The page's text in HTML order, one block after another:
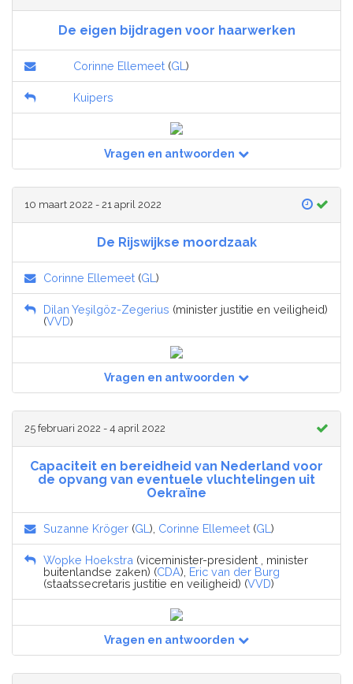
De eigen bijdragen voor haarwerken
Corinne Ellemeet (GL )
Kuipers
Vragen en antwoorden
10 maart 2022 - 21 april 2022
De Rijswijkse moordzaak
Corinne Ellemeet (GL )
Dilan Yeşilgöz-Zegerius (minister justitie en veiligheid)
(VVD)
Vragen en antwoorden
25 februari 2022 - 4 april 2022
Capaciteit en bereidheid van Nederland voor
de opvang van eventuele vluchtelingen uit
Oekraïne
Suzanne Kröger (GL ), Corinne Ellemeet (GL )
Wopke Hoekstra (viceminister-president , minister
buitenlandse zaken) (CDA), Eric van der Burg
(staatssecretaris justitie en veiligheid) (VVD)
Vragen en antwoorden